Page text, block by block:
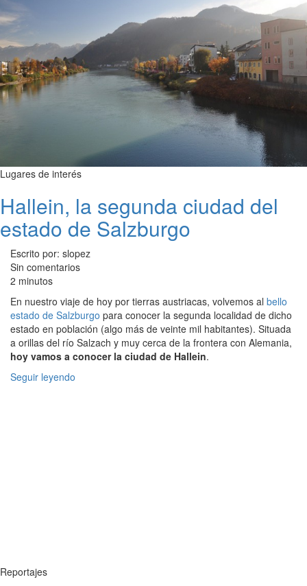
Lugares de interés
Hallein, la segunda ciudad del
estado de Salzburgo
Escrito por: slopez
Sin comentarios
2 minutos
En nuestro viaje de hoy por tierras austriacas, volvemos al bello
estado de Salzburgo para conocer la segunda localidad de dicho
estado en población (algo más de veinte mil habitantes). Situada
a orillas del río Salzach y muy cerca de la frontera con Alemania,
hoy vamos a conocer la ciudad de Hallein.
Seguir leyendo
Reportajes